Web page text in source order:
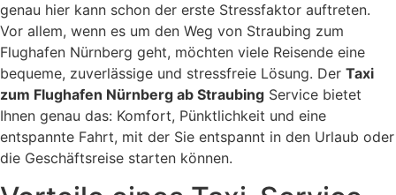
genau hier kann schon der erste Stressfaktor auftreten.
Vor allem, wenn es um den Weg von Straubing zum
Flughafen Nürnberg geht, möchten viele Reisende eine
bequeme, zuverlässige und stressfreie Lösung. Der Taxi
zum Flughafen Nürnberg ab Straubing Service bietet
Ihnen genau das: Komfort, Pünktlichkeit und eine
entspannte Fahrt, mit der Sie entspannt in den Urlaub oder
die Geschäftsreise starten können.